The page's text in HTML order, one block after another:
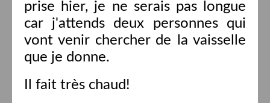
prise hier, je ne serais pas longue
car j'attends deux personnes qui
vont venir chercher de la vaisselle
que je donne.
Il fait très chaud!